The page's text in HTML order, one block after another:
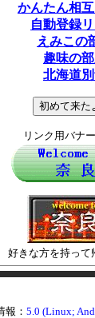
かんたん相
自動登録
えみこの
趣味の
北海道
リンク用バナー
好きな方を持って
報： 5.0 (Linux;